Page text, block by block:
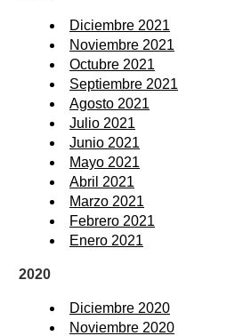
Diciembre 2021
Noviembre 2021
Octubre 2021
Septiembre 2021
Agosto 2021
Julio 2021
Junio 2021
Mayo 2021
Abril 2021
Marzo 2021
Febrero 2021
Enero 2021
2020
Diciembre 2020
Noviembre 2020